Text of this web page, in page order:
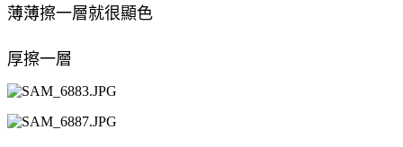
薄薄擦一層就很顯色
厚擦一層